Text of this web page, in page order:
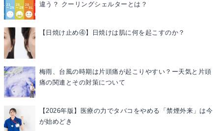
違う？ クーリングシェルターとは？
【日焼け止め④】日焼けは肌に何を起こすのか？
梅雨、台風の時期は片頭痛が起こりやすい？ー天気と片頭
痛の関連とその対策について
【2026年版】医療の力でタバコをやめる「禁煙外来」は今
が始めどき